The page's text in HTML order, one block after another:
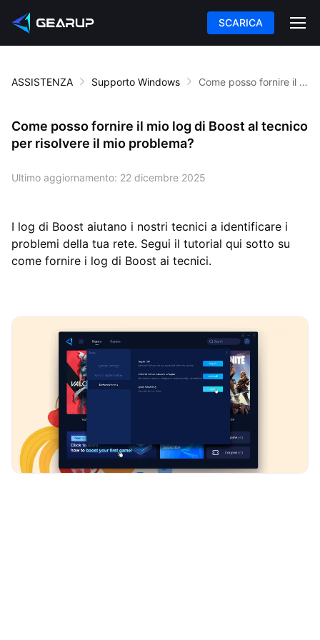
SCARICA
ASSISTENZA Supporto Windows Come posso fornire il mio log di Boost al tecnico per risolvere il mio problema?
Come posso fornire il mio log di Boost al tecnico
per risolvere il mio problema?
Ultimo aggiornamento: 22 dicembre 2025
I log di Boost aiutano i nostri tecnici a identificare i
problemi della tua rete. Segui il tutorial qui sotto su
come fornire i log di Boost ai tecnici.